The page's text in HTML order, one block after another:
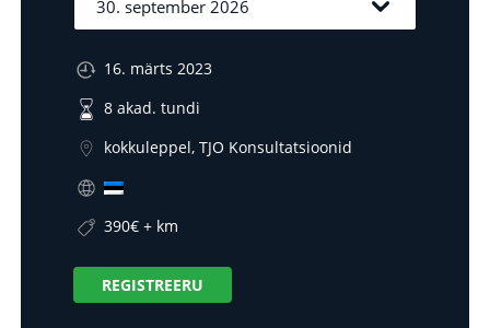
16. märts 2023
8 akad. tundi
kokkuleppel, TJO Konsultatsioonid
390€ + km
REGISTREERU